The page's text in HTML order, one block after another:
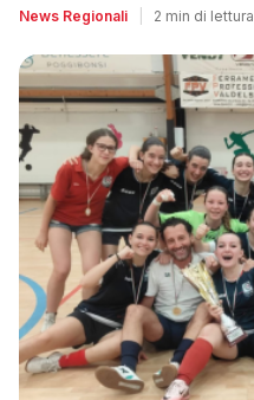
News Regionali 2 min di lettura